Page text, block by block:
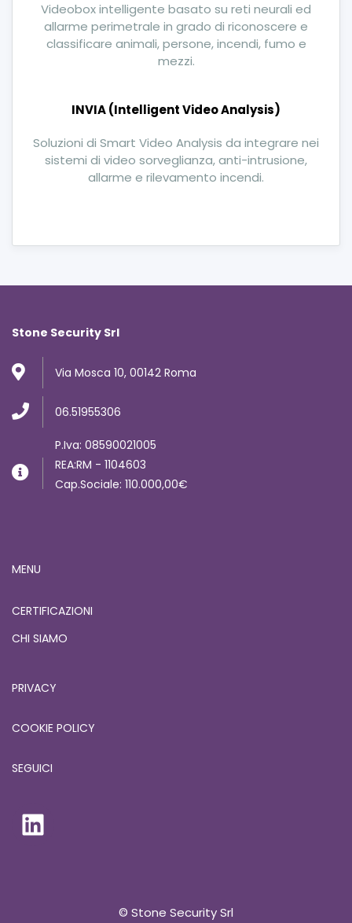
Videobox intelligente basato su reti neurali ed
allarme perimetrale in grado di riconoscere e
classificare animali, persone, incendi, fumo e
mezzi.
INVIA (Intelligent Video Analysis)
Soluzioni di Smart Video Analysis da integrare nei
sistemi di video sorveglianza, anti-intrusione,
allarme e rilevamento incendi.
Stone Security Srl
Via Mosca 10, 00142 Roma
06.51955306
P.Iva: 08590021005
REA:RM - 1104603
Cap.Sociale: 110.000,00€
MENU
CERTIFICAZIONI
CHI SIAMO
PRIVACY
COOKIE POLICY
SEGUICI
© Stone Security Srl